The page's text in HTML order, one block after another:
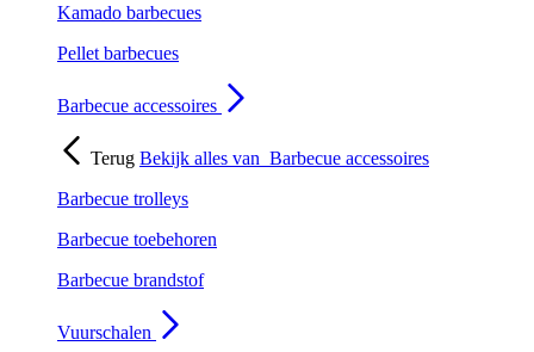
Kamado barbecues
Pellet barbecues
Barbecue accessoires
Terug Bekijk alles van Barbecue accessoires
Barbecue trolleys
Barbecue toebehoren
Barbecue brandstof
Vuurschalen